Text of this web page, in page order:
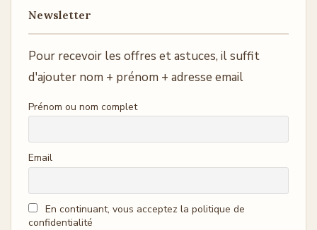
Newsletter
Pour recevoir les offres et astuces, il suffit
d'ajouter nom + prénom + adresse email
Prénom ou nom complet
Email
En continuant, vous acceptez la politique de
confidentialité